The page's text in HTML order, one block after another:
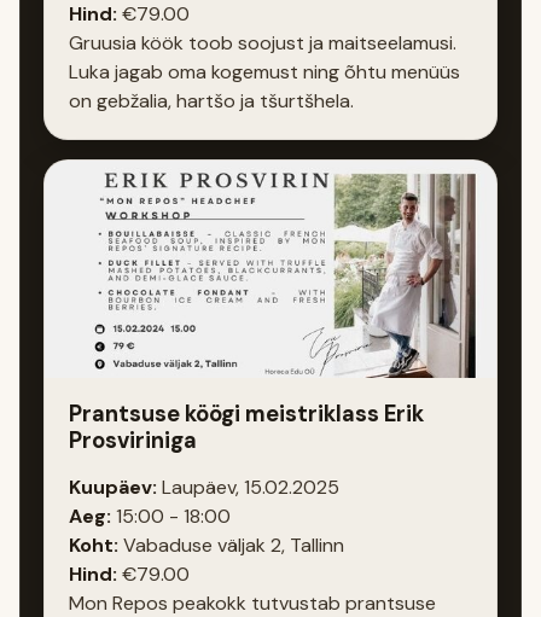
Hind: €79.00
Gruusia köök toob soojust ja maitseelamusi.
Luka jagab oma kogemust ning õhtu menüüs
on gebžalia, hartšo ja tšurtšhela.
Prantsuse köögi meistriklass Erik
Prosviriniga
Kuupäev: Laupäev, 15.02.2025
Aeg: 15:00 - 18:00
Koht: Vabaduse väljak 2, Tallinn
Hind: €79.00
Mon Repos peakokk tutvustab prantsuse